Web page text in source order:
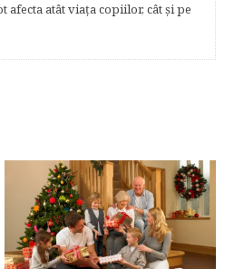
atât viaţa copiilor, cât şi pe